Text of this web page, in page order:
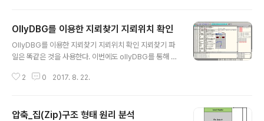
가게 할 수 있다.10000을 16진수로 바꾸면 2710이다. 2
710으로 바꾸고 F9(실행)를 누른다. 지뢰찾기를 시작하면
오른쪽에 있는 숫자가 느리게 가는 것을 확인 할 수 있다.
OllyDBG를 이용한 지뢰찾기 지뢰위치 확인
OllyDBG를 이용한 지뢰찾기 지뢰위치 확인 지뢰찾기 파
일은 똑같은 것을 사용한다. 이번에도 ollyDBG를 통해 리
실행이 되면 지뢰가 보이도록 만들것이다.지뢰찾기 게임에
Search for -> all referenced text strings에서NTh
2 0 2017. 8. 22.
압축_집(Zip)구조 형태 원리 분석